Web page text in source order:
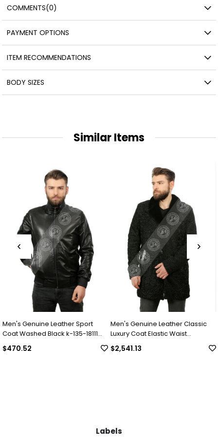
COMMENTS(0)
PAYMENT OPTIONS
ITEM RECOMMENDATIONS
BODY SIZES
Similar Items
Men's Genuine Leather Classic
Luxury Coat Elastic Waist
Complete Swacara Python Black
KLJ-1022-18481 FA1
$2,541.13
Men's Genuine Leather
Luxury Winter Coat
Collar Alpaca Astrakhan
Underwear Python
$2,049.30
Labels